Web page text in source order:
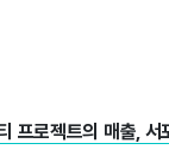
프로젝트의 매출,